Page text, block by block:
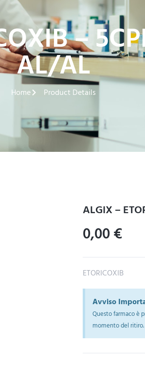
–
AL/AL
Home Product Details
ALGIX –
0,00€
ETORICOXIB
Avviso
Questo farmaco è
momento del ritiro.